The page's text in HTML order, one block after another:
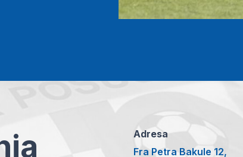
Adresa
Fra Petra Bakule 12,